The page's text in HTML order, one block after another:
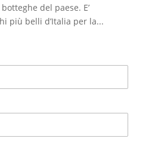
del paese. E’
più belli d’Italia per la...